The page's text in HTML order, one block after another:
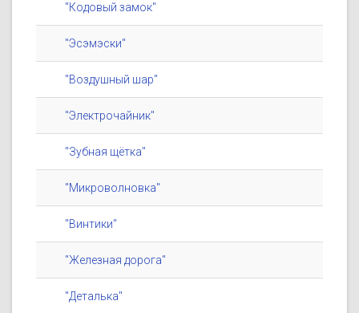
"Кодовый замок"
"Эсэмэски"
"Воздушный шар"
"Электрочайник"
"Зубная щётка"
"Микроволновка"
"Винтики"
"Железная дорога"
"Деталька"